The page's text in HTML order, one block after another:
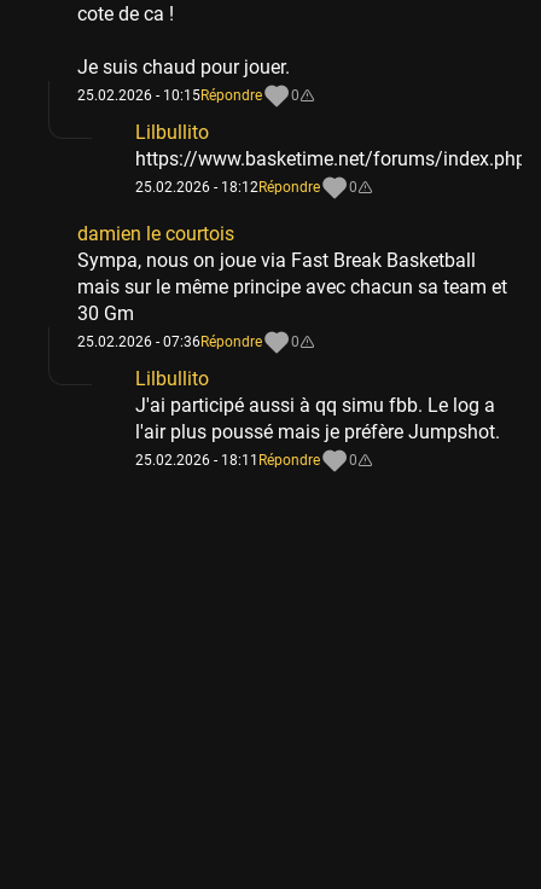
cote de ca !
Je suis chaud pour jouer.
25.02.2026 - 10:15Répondre 0
Lilbullito
https://www.basketime.net/forums/index.php
25.02.2026 - 18:12Répondre 0
damien le courtois
Sympa, nous on joue via Fast Break Basketball
mais sur le même principe avec chacun sa team et
30 Gm
25.02.2026 - 07:36Répondre 0
Lilbullito
J'ai participé aussi à qq simu fbb. Le log a
l'air plus poussé mais je préfère Jumpshot.
25.02.2026 - 18:11 Répondre 0